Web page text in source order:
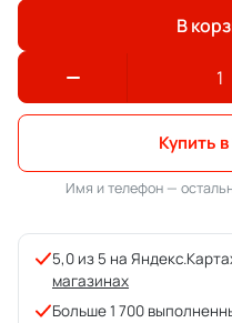
В
Купить в
Имя и телефон —
5,0 из 5 на
магазинах
Больше 1 700